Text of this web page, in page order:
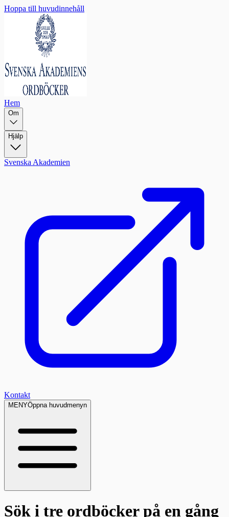
Hoppa till huvudinnehåll
Hem
Om
Hjälp
Svenska Akademien
Kontakt
MENYÖppna huvudmenyn
Sök i tre ordböckerpå en gång